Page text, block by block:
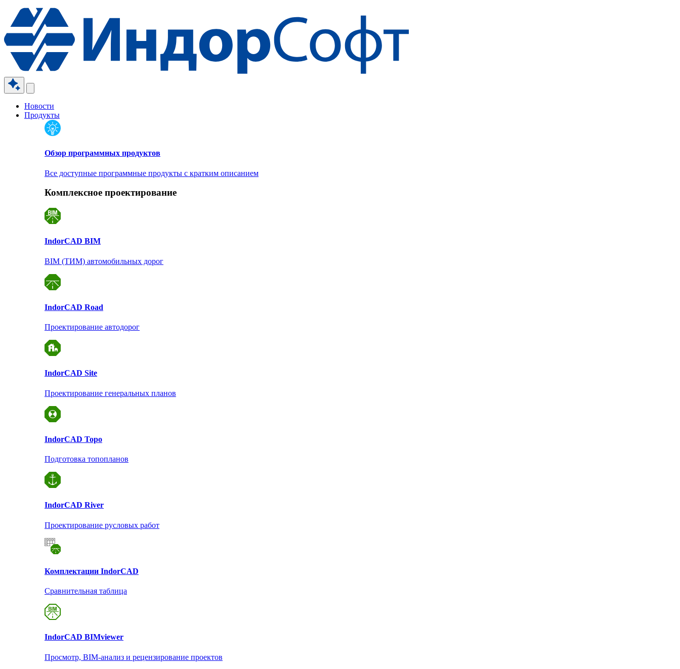
Новости
Продукты
Обзор программных продуктов
Все доступные программные продукты с кратким описанием
Комплексное проектирование
IndorCAD BIM
BIM (ТИМ) автомобильных дорог
IndorCAD Road
Проектирование автодорог
IndorCAD Site
Проектирование генеральных планов
IndorCAD Topo
Подготовка топопланов
IndorCAD River
Проектирование русловых работ
Комплектации IndorCAD
Сравнительная таблица
IndorCAD BIMviewer
Просмотр, BIM-анализ и рецензирование проектов